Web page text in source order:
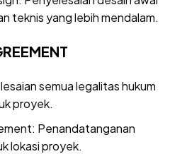
teknis yang lebih mendalam.
semua legalitas hukum
proyek.
Penandatanganan
lokasi proyek.